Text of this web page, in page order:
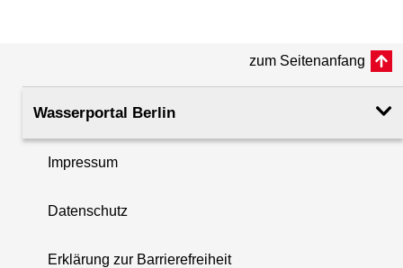
zum Seitenanfang
Wasserportal Berlin
Impressum
Datenschutz
Erklärung zur Barrierefreiheit